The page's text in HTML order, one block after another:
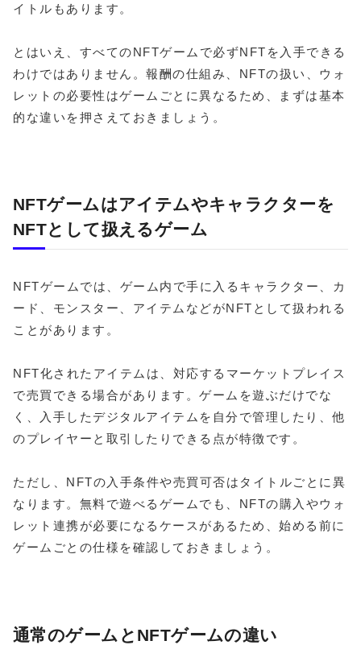
イトルもあります。
とはいえ、すべてのNFTゲームで必ずNFTを入手できる
わけではありません。報酬の仕組み、NFTの扱い、ウォ
レットの必要性はゲームごとに異なるため、まずは基本
的な違いを押さえておきましょう。
NFTゲームはアイテムやキャラクターを
NFTとして扱えるゲーム
NFTゲームでは、ゲーム内で手に入るキャラクター、カ
ード、モンスター、アイテムなどがNFTとして扱われる
ことがあります。
NFT化されたアイテムは、対応するマーケットプレイス
で売買できる場合があります。ゲームを遊ぶだけでな
く、入手したデジタルアイテムを自分で管理したり、他
のプレイヤーと取引したりできる点が特徴です。
ただし、NFTの入手条件や売買可否はタイトルごとに異
なります。無料で遊べるゲームでも、NFTの購入やウォ
レット連携が必要になるケースがあるため、始める前に
ゲームごとの仕様を確認しておきましょう。
通常のゲームとNFTゲームの違い